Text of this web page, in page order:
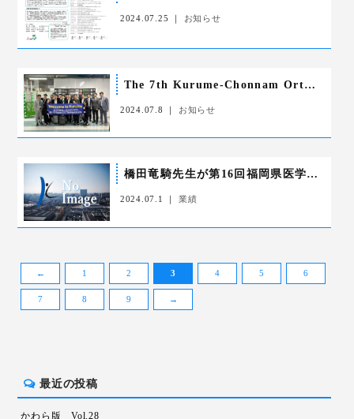
2024.07.25 ｜ お知らせ
The 7th Kurume-Chonnam Orthopaedic Symposiumを開催しました
2024.07.8 ｜ お知らせ
橋田竜騎先生が第16回福岡県医学会総会におきまして「福岡県医学会賞奨励賞」を受賞されました
2024.07.1 ｜ 業績
← 1 2 3 4 5 6
7 8 9 →
最近の投稿
かわら版 Vol.28